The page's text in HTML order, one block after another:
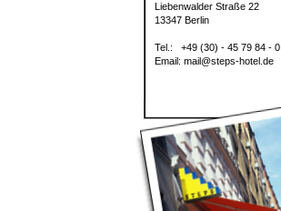
Liebenwalder Straße 22
13347 Berlin
Tel.: +49 (30) - 45 79 84 - 0
Email: mail@steps-hotel.de